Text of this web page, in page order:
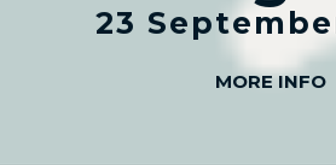
23
MORE INFO